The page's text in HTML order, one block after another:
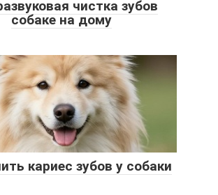
чистка зубов
собаке на дому
кариес зубов у собаки